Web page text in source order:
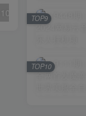
TOP9
TOP10